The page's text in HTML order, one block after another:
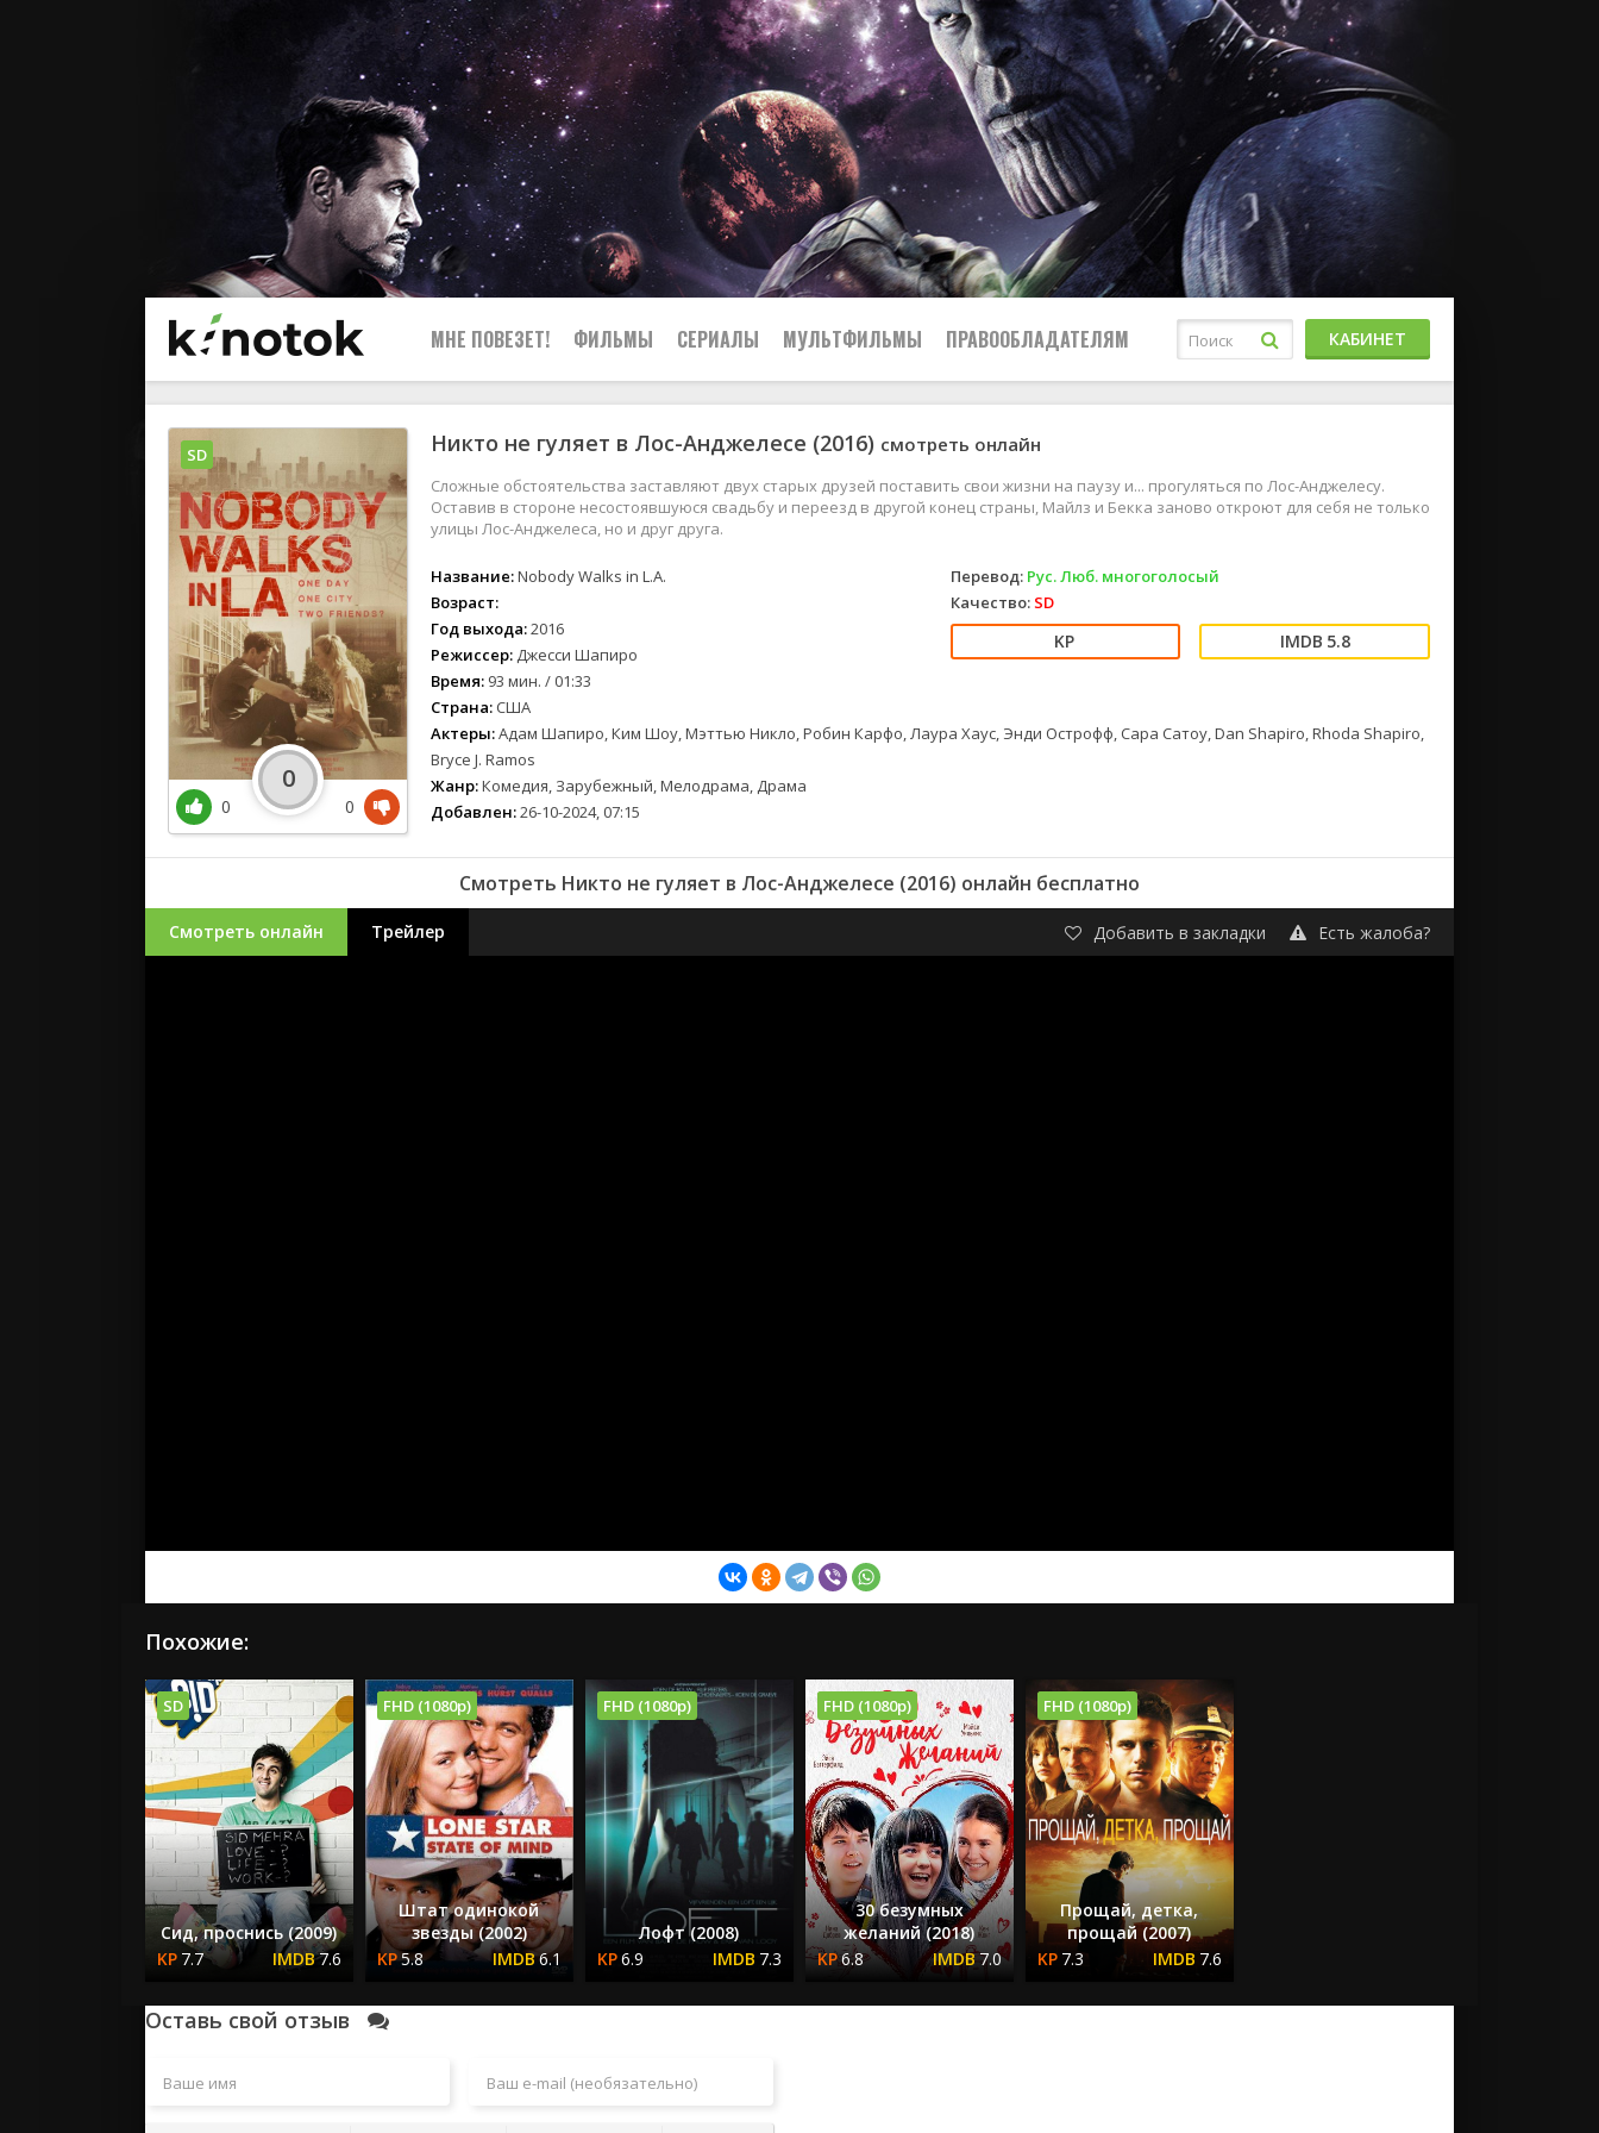
МНЕ ПОВЕЗЕТ! ФИЛЬМЫ СЕРИАЛЫ МУЛЬТФИЛЬМЫ ПРАВООБЛАДАТЕЛЯМ КАБИНЕТ
Никто не гуляет в Лос-Анджелесе (2016) смотреть онлайн
Сложные обстоятельства заставляют двух старых друзей поставить свои жизни на паузу и... прогуляться по Лос-Анджелесу.
Оставив в стороне несостоявшуюся свадьбу и переезд в другой конец страны, Майлз и Бекка заново откроют для себя не только
улицы Лос-Анджелеса, но и друг друга.
Название:Nobody Walks in L.A.
Возраст:
Год выхода:2016
Режиссер: Джесси Шапиро
Время: 93 мин. / 01:33
Страна: США
Перевод: Рус. Люб. многоголосый
Качество: SD
5.8
Актеры:Адам Шапиро, Ким Шоу, Мэттью Никло, Робин Карфо, Лаура Хаус, Энди Острофф, Сара Сатоу, Dan Shapiro, Rhoda Shapiro,
Bryce J. Ramos
Жанр:Комедия, Зарубежный, Мелодрама, Драма
Добавлен:26-10-2024, 07:15
SD
0
0
0
Смотреть Никто не гуляет в Лос-Анджелесе (2016) онлайн бесплатно
Смотреть онлайн Трейлер Добавить в закладки Есть жалоба?
Похожие:
SD
Сид, проснись (2009)
7.7
7.6
FHD (1080p)
Штат одинокой
звезды (2002)
5.8
6.1
FHD (1080p)
Лофт (2008)
6.9
7.3
FHD (1080p)
30 безумных
желаний (2018)
6.8
7.0
FHD (1080p)
Прощай, детка,
прощай (2007)
7.3
7.6
Оставь свой отзыв